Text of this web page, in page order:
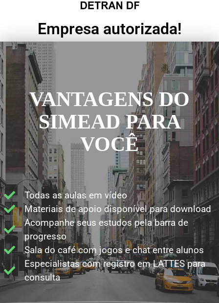
Empresa autorizada!
VANTAGENS DO
SIMEAD PARA
VOCÊ
Todas as aulas em vídeo
Materiais de apoio disponível para download
Acompanhe seus estudos pela barra de
progresso
Sala do café com jogos e chat entre alunos
Especialistas com registro em LATTES para
consulta